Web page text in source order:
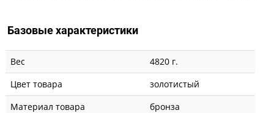
Базовые характеристики
Вес
4820 г.
Цвет товара
золотистый
Материал товара
бронза